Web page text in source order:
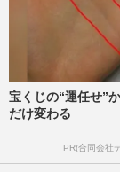
宝くじの“運任せ”
だけ変わる
PR(合同会社